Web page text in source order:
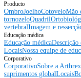
Producto
OmbroJoelhoCotoveloMão
tornozeloQuadril
vertebralImagem e
Educação médica
Educação médicaDescrição
LocaisNossa equipe de
Corporativo
CorporativoSobre a Arthrex
suprimentos globalLocais